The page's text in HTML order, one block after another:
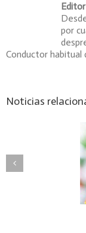
por
Conductor habitual
Noticias
renueva a Buemi